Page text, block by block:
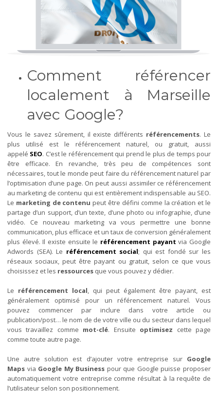
Comment référencer
localement à Marseille
avec Google?
Vous le savez sûrement, il existe différents référencements. Le
plus utilisé est le référencement naturel, ou gratuit, aussi
appelé SEO. C’est le référencement qui prend le plus de temps pour
être efficace. En revanche, très peu de compétences sont
nécessaires, tout le monde peut faire du référencement naturel par
l’optimisation d’une page. On peut aussi assimiler ce référencement
au marketing de contenu qui est entièrement indispensable au SEO.
Le marketing de contenupeut être défini comme la création et le
partage d’un support, d’un texte, d’une photo ou infographie, d’une
vidéo. Ce nouveau marketing va vous permettre une bonne
communication, plus efficace et un taux de conversion généralement
plus élevé. Il existe ensuite le référencement payant via Google
Adwords (SEA). Le référencement social; qui est fondé sur les
réseaux sociaux, peut être payant ou gratuit, selon ce que vous
choisissez et les ressources que vous pouvez y dédier.
Le référencement local, qui peut également être payant, est
généralement optimisé pour un référencement naturel. Vous
pouvez commencer par inclure dans votre article ou
publication/post… le nom de de votre ville ou du secteur dans lequel
vous travaillez comme mot-clé. Ensuite optimisez cette page
comme toute autre page.
Une autre solution est d’ajouter votre entreprise surGoogle
Maps via Google My Business pour que Google puisse proposer
automatiquement votre entreprise comme résultat à la requête de
l’utilisateur selon son positionnement.